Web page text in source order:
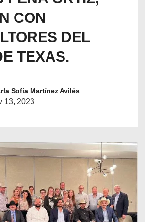
CON
DEL
TEXAS.
Sofia Martínez Avilés
13, 2023